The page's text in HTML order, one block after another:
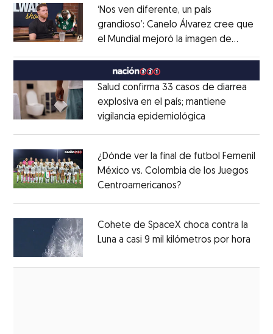
‘Nos ven diferente, un país
grandioso’: Canelo Álvarez cree que
el Mundial mejoró la imagen de
MéxicoOpens in new window
Salud confirma 33 casos de diarrea
explosiva en el país; mantiene
vigilancia epidemiológica
¿Dónde ver la final de futbol Femenil
México vs. Colombia de los Juegos
Centroamericanos?Opens in new
Cohete de SpaceX choca contra la
Luna a casi 9 mil kilómetros por hora